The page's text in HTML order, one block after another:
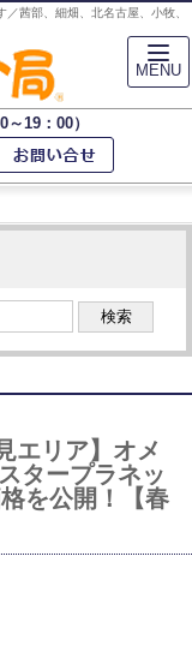
茜部、細畑、北名古屋、小牧、
19：00）
検索
エリア】オメ
タープラネッ
を公開！【春
MENU